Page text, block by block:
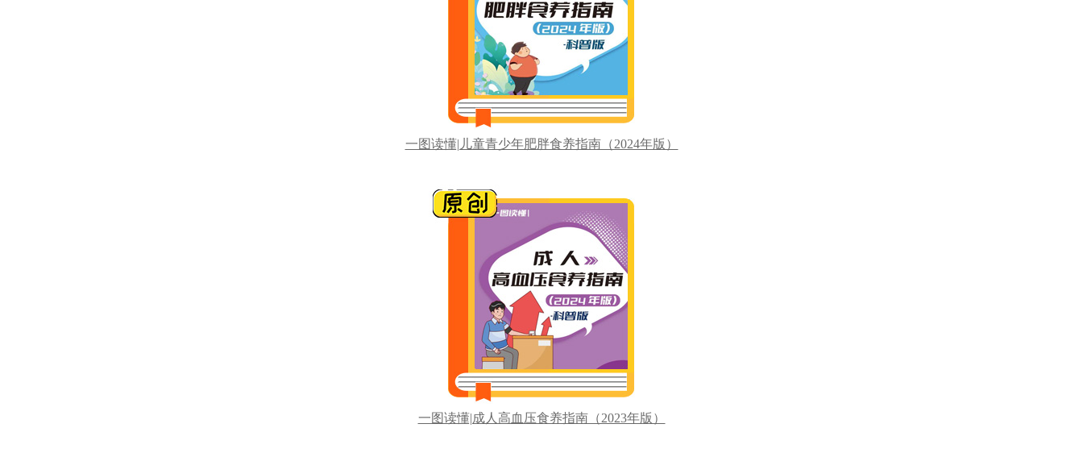
一图读懂|儿童青少年肥胖食养指南（2024年版）
一图读懂|成人高血压食养指南（2023年版）